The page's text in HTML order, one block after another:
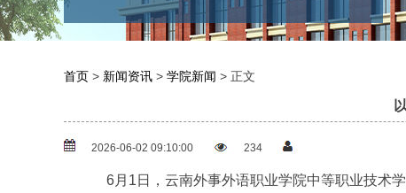
首页 > 新闻资讯 > 学院新闻 > 正文
2026-06-02 09:10:00 234
6月1日，云南外事外语职业学院中等职业技术学